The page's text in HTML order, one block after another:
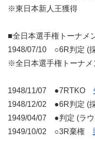
※東日本新人王獲得
■全日本選手権トーナメ
1948/07/10 ○6R判定 (
※全日本選手権トーナメ
1948/11/07 ●7RTKO
1948/12/02 ●6R判定 (
1949/04/07 ●判定 (ラ
1949/10/02 ○3R棄権